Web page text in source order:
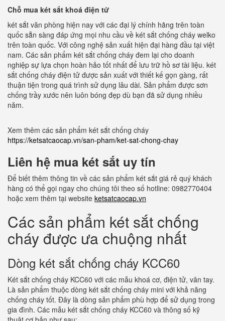
Chỗ mua két sắt khoá điện tử
két sắt văn phòng hiện nay với các đại lý chính hãng trên toàn
quốc sẵn sàng đáp ứng mọi nhu cầu về két sắt chống cháy welko
trên toàn quốc. Với công nghệ sản xuất hiện đại hàng đầu tại việt
nam. Các sản phẩm két sắt chống cháy đem lại cho doanh
nghiệp sự lựa chọn hoàn hảo tốt nhất để lưu trữ hồ sơ tài liệu. két
sắt chống cháy điện tử được sản xuất với thiết kế gọn gàng, rất
thuận tiện trong quá trình sử dụng lâu dài. Sản phẩm được sơn
chống trầy xước nên luôn bóng đẹp dù bạn đã sử dụng nhiều
năm.
Xem thêm các sản phẩm két sắt chống cháy
https://ketsatcaocap.vn/san-pham/ket-sat-chong-chay
Liên hệ mua két sắt uy tín
Để biết thêm thông tin về các sản phẩm két sắt giá rẻ quý khách
hàng có thể gọi ngay cho chúng tôi theo số hotline: 0982770404
hoặc xem thêm tại website ketsatcaocap.vn
Các sản phẩm két sắt chống
cháy được ưa chuộng nhất
Dòng két sắt chống cháy KCC60
Két sắt chống cháy KCC60 với các mẫu khoá cơ, điện tử, vân tay.
Là sản phẩm thuộc dòng két sắt chống cháy mini với khả năng
chống cháy tốt. Đây là dòng sản phẩm phù hợp để sử dụng trong
gia đình. Các mẫu két sắt chống cháy KCC60 và thông số kỹ